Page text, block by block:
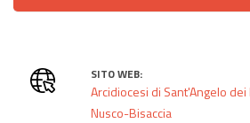
SITO WEB:
Arcidiocesi di Sant'Angelo
Nusco-Bisaccia